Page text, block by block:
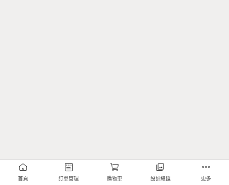
首頁 訂單管理 購物車 設計總匯 更多